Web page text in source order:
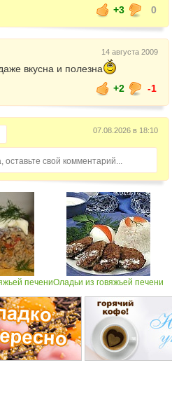
+3
0
14 августа 2009
вкусна и полезна
+2
-1
07.08.2026 в 18:10
оставьте свой комментарий...
печениОладьи из говяжьей печени